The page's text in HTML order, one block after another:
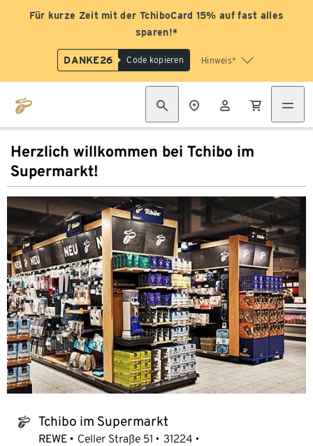
Für kurze Zeit mit der TchiboCard 15% auf fast alles
sparen!*
DANKE26 Code kopieren Hinweis*
Herzlich willkommen bei Tchibo im
Supermarkt!
tchibo_logo Tchibo im Supermarkt
REWE Celler Straße 51
31224